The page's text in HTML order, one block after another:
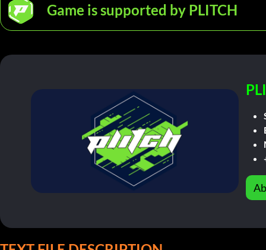
Game is supported by PLITCH